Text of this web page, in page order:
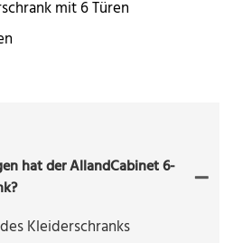
mit 6 Türen
hat der AllandCabinet 6-
Kleiderschranks